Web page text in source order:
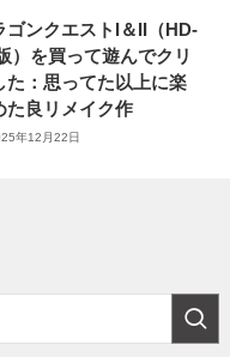
ゴンクエストI＆II（HD-
）を買って遊んでクリ
た：思ってた以上に楽
た良リメイク作
年12月22日